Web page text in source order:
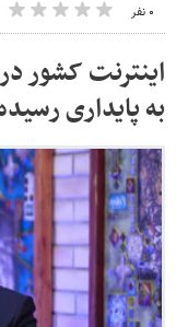
۰ نفر
اینترنت کشور
به پایداری